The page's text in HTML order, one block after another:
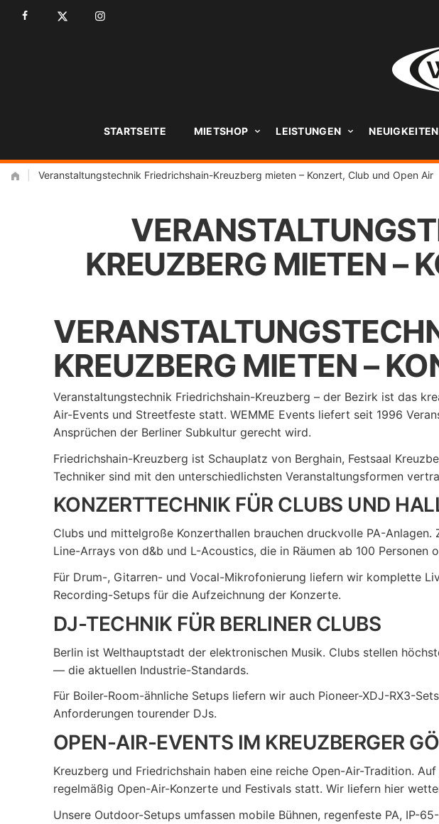
Zum
STARTSEITE MIETSHOP LEISTUNGEN NEUIGKEITEN
Veranstaltungstechnik Friedrichshain-Kreuzberg mieten – Konzert, Club und Open Air
KREUZBERG MIETEN –
KREUZBERG MIETEN –
Veranstaltungstechnik Friedrichshain-Kreuzberg – der Bezirk ist das
Air-Events und Streetfeste statt. WEMME Events liefert seit 1996
Ansprüchen der Berliner Subkultur gerecht wird.
Friedrichshain-Kreuzberg ist Schauplatz von Berghain, Festsaal
Techniker sind mit den unterschiedlichsten Veranstaltungsformen
KONZERTTECHNIK FÜR CLUBS UND
Clubs und mittelgroße Konzerthallen brauchen druckvolle PA-
Line-Arrays von d&b und L-Acoustics, die in Räumen ab 100 Personen
Für Drum-, Gitarren- und Vocal-Mikrofonierung liefern wir komplette
Recording-Setups für die Aufzeichnung der Konzerte.
DJ-TECHNIK FÜR BERLINER CLUBS
Berlin ist Welthauptstadt der elektronischen Musik. Clubs stellen
— die aktuellen Industrie-Standards.
Für Boiler-Room-ähnliche Setups liefern wir auch Pioneer-XDJ-RX3-
Anforderungen tourender DJs.
OPEN-AIR-EVENTS IM KREUZBERGER
Kreuzberg und Friedrichshain haben eine reiche Open-Air-Tradition.
regelmäßig Open-Air-Konzerte und Festivals statt. Wir liefern hier
Unsere Outdoor-Setups umfassen mobile Bühnen, regenfeste PA, IP-